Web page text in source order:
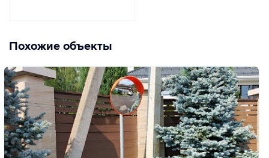
Похожие объекты